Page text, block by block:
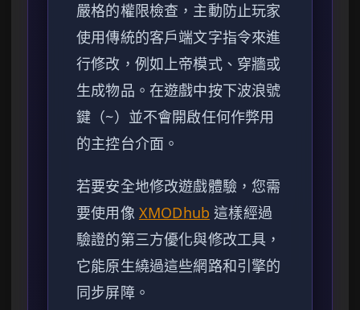
嚴格的權限檢查，主動防止玩家
使用傳統的客戶端文字指令來進
行修改，例如上帝模式、穿牆或
生成物品。在遊戲中按下波浪號
鍵（~）並不會開啟任何作弊用
的主控台介面。
若要安全地修改遊戲體驗，您需
要使用像 XMODhub 這樣經過
驗證的第三方優化與修改工具，
它能原生繞過這些網路和引擎的
同步屏障。